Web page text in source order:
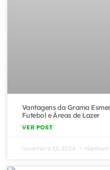
Vantagens da Grama
Futebol e Áreas de Lazer
VER POST
novembro 12, 2024